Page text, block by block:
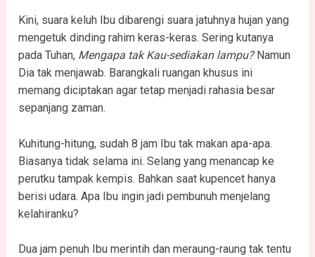
Kini, suara keluh Ibu dibarengi suara jatuhnya hujan yang
mengetuk dinding rahim keras-keras. Sering kutanya
pada Tuhan, Mengapa tak Kau-sediakan lampu?Namun
Dia tak menjawab. Barangkali ruangan khusus ini
memang diciptakan agar tetap menjadi rahasia besar
sepanjang zaman.
Kuhitung-hitung, sudah 8 jam Ibu tak makan apa-apa.
Biasanya tidak selama ini. Selang yang menancap ke
perutku tampak kempis. Bahkan saat kupencet hanya
berisi udara. Apa Ibu ingin jadi pembunuh menjelang
kelahiranku?
Dua jam penuh Ibu merintih dan meraung-raung tak tentu